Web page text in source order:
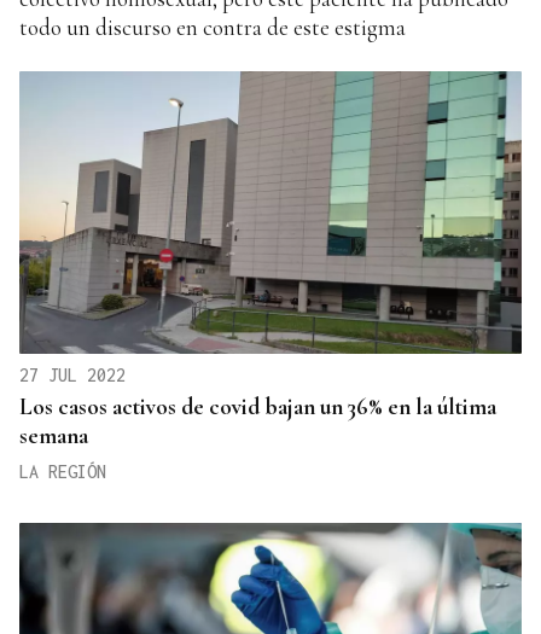
todo un discurso en contra de este estigma
27 JUL 2022
Los casos activos de covid bajan un 36% en la última
semana
LA REGIÓN